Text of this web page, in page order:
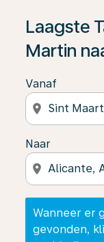
Laagste
Martin
Vanaf
location_on
Naar
location_on
Wanneer er
gevonden,
Wanneer er